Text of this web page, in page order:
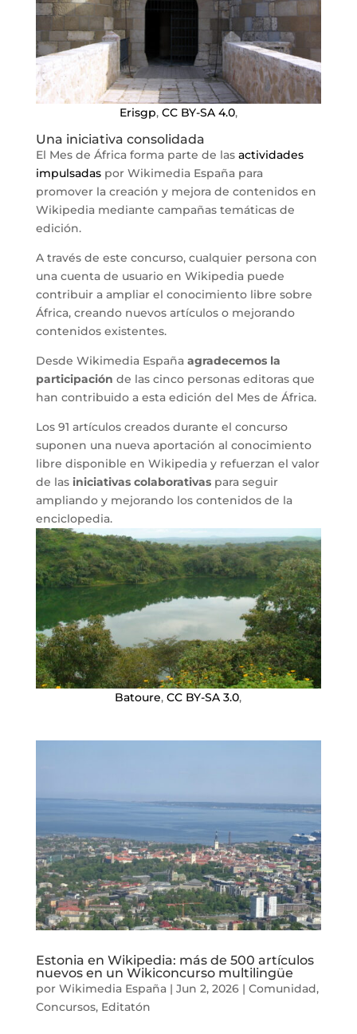
Erisgp, CC BY-SA 4.0,
Una iniciativa consolidada
El Mes de África forma parte de las actividades
impulsadaspor Wikimedia España para
promover la creación y mejora de contenidos en
Wikipedia mediante campañas temáticas de
edición.
A través de este concurso, cualquier persona con
una cuenta de usuario en Wikipedia puede
contribuir a ampliar el conocimiento libre sobre
África, creando nuevos artículos o mejorando
contenidos existentes.
Desde Wikimedia España agradecemos la
participación de las cinco personas editoras que
han contribuido a esta edición del Mes de África.
Los 91 artículos creados durante el concurso
suponen una nueva aportación al conocimiento
libre disponible en Wikipedia y refuerzan el valor
de las iniciativas colaborativaspara seguir
ampliando y mejorando los contenidos de la
enciclopedia.
Batoure,CC BY-SA 3.0,
Estonia en Wikipedia: más de 500 artículos
nuevos en un Wikiconcurso multilingüe
por Wikimedia España| Jun 2, 2026| Comunidad,
Concursos, Editatón